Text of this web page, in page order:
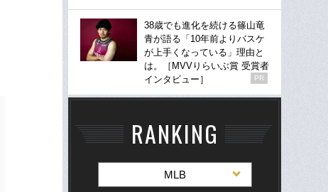
38歳でも進化を続ける篠山竜
青が語る「10年前よりバスケ
が上手くなっている」理由と
は。［MVVりらいぶ賞 受賞者
インタビュー］
PR
RANKING
MLB